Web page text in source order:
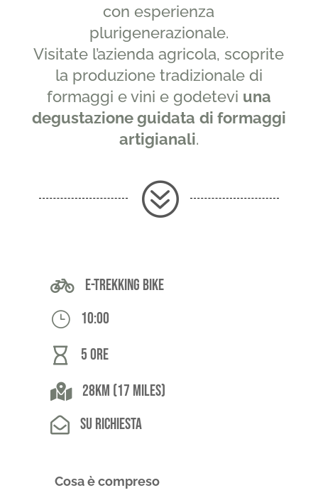
con esperienza
plurigenerazionale.
Visitate l’azienda agricola, scoprite
la produzione tradizionale di
formaggi e vini e godetevi una
degustazione guidata di formaggi
artigianali.
?
Cosa è compreso

E-Trekking Bike
}
10:00

5 ore

28km (17 miles)
 Su richiesta